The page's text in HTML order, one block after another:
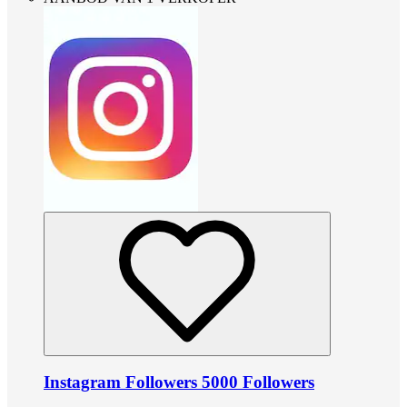
Instagram Followers 5000 Followers